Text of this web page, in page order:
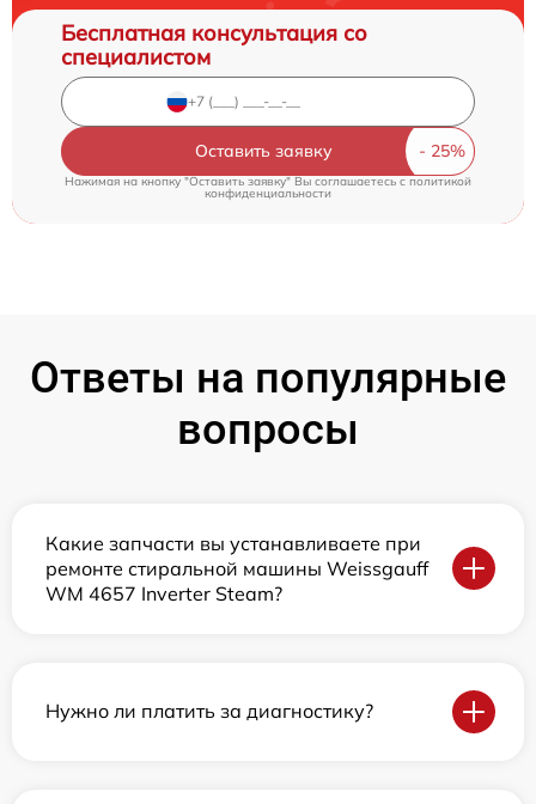
Бесплатная консультация со
специалистом
Оставить заявку
Нажимая на кнопку "Оставить заявку" Вы соглашаетесь cполитикой
конфиденциальности
Ответы на популярные
вопросы
Какие запчасти вы устанавливаете при
ремонте стиральной машины Weissgauff
WM 4657 Inverter Steam?
Нужно ли платить за диагностику?